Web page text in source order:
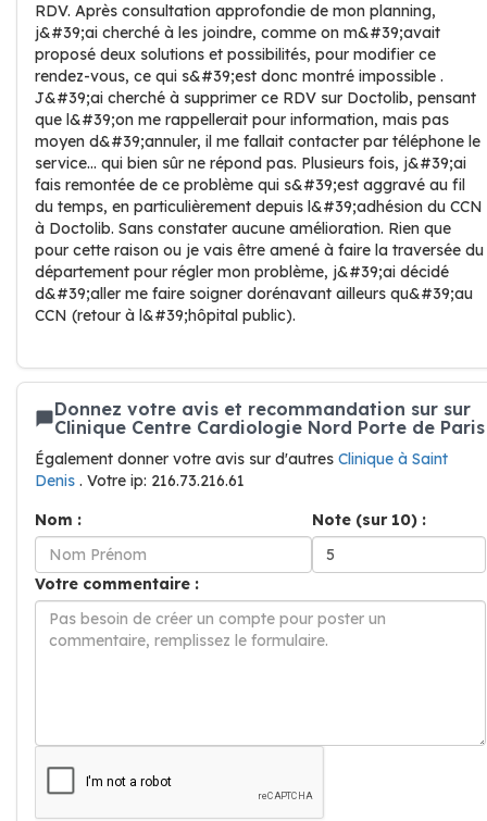
RDV. Après consultation approfondie de mon planning,
j&#39;ai cherché à les joindre, comme on m&#39;avait
proposé deux solutions et possibilités, pour modifier ce
rendez-vous, ce qui s&#39;est donc montré impossible .
J&#39;ai cherché à supprimer ce RDV sur Doctolib, pensant
que l&#39;on me rappellerait pour information, mais pas
moyen d&#39;annuler, il me fallait contacter par téléphone le
service... qui bien sûr ne répond pas. Plusieurs fois, j&#39;ai
fais remontée de ce problème qui s&#39;est aggravé au fil
du temps, en particulièrement depuis l&#39;adhésion du CCN
à Doctolib. Sans constater aucune amélioration. Rien que
pour cette raison ou je vais être amené à faire la traversée du
département pour régler mon problème, j&#39;ai décidé
d&#39;aller me faire soigner dorénavant ailleurs qu&#39;au
CCN (retour à l&#39;hôpital public).
Donnez votre avis et recommandation sur sur
Clinique Centre Cardiologie Nord Porte de Paris
Également donner votre avis sur d'autres Clinique à Saint
Denis . Votre ip: 216.73.216.61
Nom :
Note (sur 10) :
Votre commentaire :